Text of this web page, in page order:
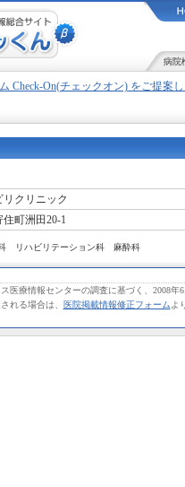
病院
Check-On(チェックオン) をご提案
クリニック
町洲田20-1
リハビリテーション科 麻酔科
医療情報センターの調査に基づく、2008年
れる場合は、
医院掲載情報修正フォーム よ